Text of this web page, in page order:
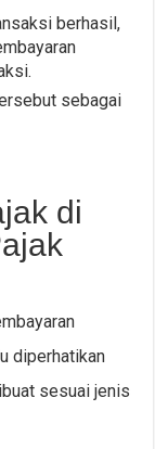
berhasil,
sebagai
di
diperhatikan
sesuai jenis